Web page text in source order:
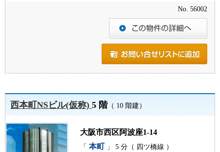
No. 56002
西本町NSビル(仮称)5 階（ 10 階建）
大阪市西区阿波座1-14
「 本町 」 5 分（ 四ツ橋線 ）